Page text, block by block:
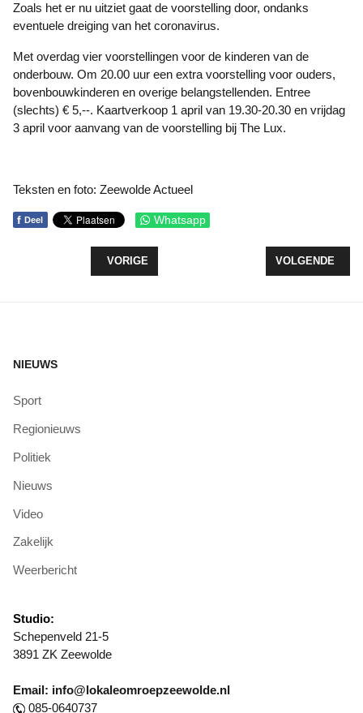
Zoals het er nu uitziet gaat de voorstelling door, ondanks
eventuele dreiging van het coronavirus.
Met overdag vier voorstellingen voor de kinderen van de
onderbouw. Om 20.00 uur een extra voorstelling voor ouders,
bovenbouwkinderen en overige belangstellenden. Entree
(slechts) € 5,--. Kaartverkoop 1 april van 19.30-20.30 en vrijdag
3 april voor aanvang van de voorstelling bij The Lux.
Teksten en foto: Zeewolde Actueel
f Deel Whatsapp
VORIG ARTIKEL: ZING MEE IN HET WERELDKOOR
VORIGE VOLGENDE
VOLGENDE
NIEUWS
Sport
Regionieuws
Politiek
Nieuws
Video
Zakelijk
Weerbericht
Studio:
Schepenveld 21-5
3891 ZK Zeewolde
Email: info@lokaleomroepzeewolde.nl
085-0640737